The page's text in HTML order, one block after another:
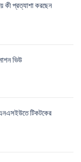
কী প্রত্যাশা করছেন
ভিউ
এনএসইউতে টিকটকের